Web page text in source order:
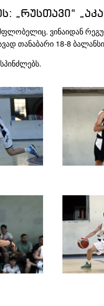
„რუსთავი“
ვინაიდან
თანაბარი 18-8